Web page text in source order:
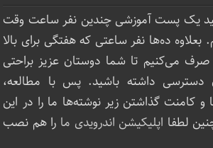
یک پست آموزشی چندین نفر ساعت‌ وقت
ده‌ها نفر ساعتی که هفتگی برای بالا
‌می‌کنیم تا شما دوستان عزیز براحتی
دسترسی داشته باشید. پس با مطالعه،
کامنت گذاشتن زیر نوشته‌‌ها ما را در این
لطفا اپلیکیشن اندرویدی ما را هم نصب